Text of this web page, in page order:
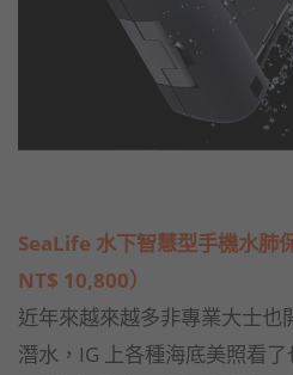
SeaLife 水下智慧型手機水肺
NT$ 10,800）
近年來越來越多非專業大士也
潛水，IG 上各種海底美照看